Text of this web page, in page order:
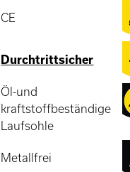
CE
Durchtrittsicher
Öl-und
kraftstoffbeständige
Laufsohle
Metallfrei